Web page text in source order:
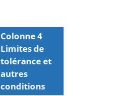
Colonne 4
Limites de
tolérance et
autres
conditions